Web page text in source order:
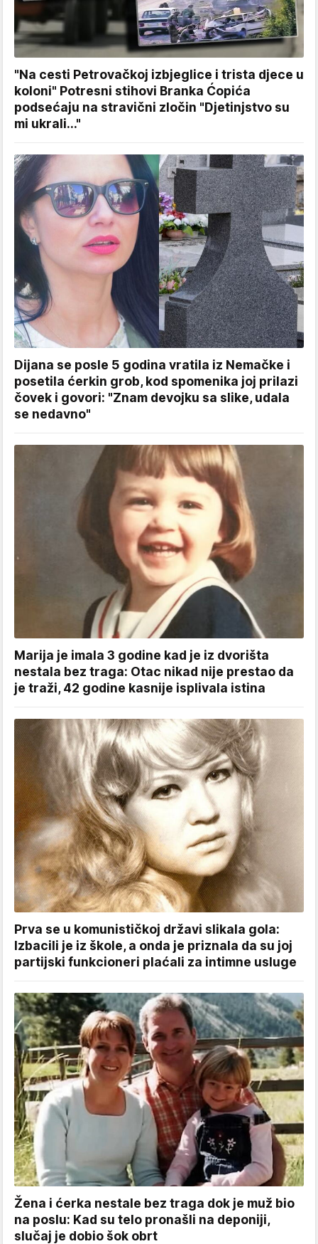
"Na cesti Petrovačkoj izbjeglice i trista djece u
koloni" Potresni stihovi Branka Ćopića
podsećaju na stravični zločin "Djetinjstvo su
mi ukrali..."
Dijana se posle 5 godina vratila iz Nemačke i
posetila ćerkin grob, kod spomenika joj prilazi
čovek i govori: "Znam devojku sa slike, udala
se nedavno"
Marija je imala 3 godine kad je iz dvorišta
nestala bez traga: Otac nikad nije prestao da
je traži, 42 godine kasnije isplivala istina
Prva se u komunističkoj državi slikala gola:
Izbacili je iz škole, a onda je priznala da su joj
partijski funkcioneri plaćali za intimne usluge
Žena i ćerka nestale bez traga dok je muž bio
na poslu: Kad su telo pronašli na deponiji,
slučaj je dobio šok obrt